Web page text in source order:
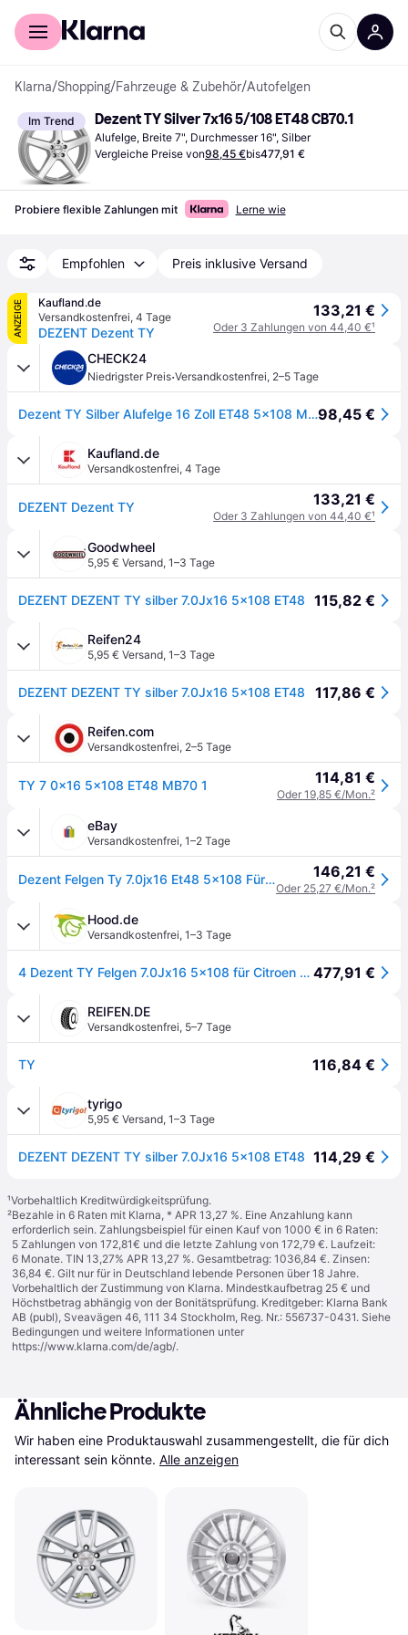
Für Shopper
Klarna/Shopping/Fahrzeuge & Zubehör/Autofelgen
Im Trend Dezent TY Silver 7x16 5/108 ET48 CB70.1
Alufelge, Breite 7", Durchmesser 16", Silber
Vergleiche Preise von98,45 €bis477,91 €
Probiere flexible Zahlungen mit Lerne wie
Empfohlen Preis inklusive Versand
ANZEIGE
Kaufland.de
Versandkostenfrei, 4 Tage
DEZENT Dezent TY
133,21 €
Oder 3 Zahlungen von 44,40 €¹
CHECK24
Niedrigster Preis·Versandkostenfrei, 2–5 Tage
Dezent TY Silber Alufelge 16 Zoll ET48 5x108 ML70,198,45 €
Kaufland.de
Versandkostenfrei, 4 Tage
DEZENT Dezent TY 133,21 €
Oder 3 Zahlungen von 44,40 €¹
Goodwheel
5,95 € Versand, 1–3 Tage
DEZENT DEZENT TY silber 7.0Jx16 5x108 ET48 115,82 €
Reifen24
5,95 € Versand, 1–3 Tage
DEZENT DEZENT TY silber 7.0Jx16 5x108 ET48 117,86 €
Reifen.com
Versandkostenfrei, 2–5 Tage
TY 7 0x16 5x108 ET48 MB70 1 114,81 €
Oder 19,85 €/Mon.²
eBay
Versandkostenfrei, 1–2 Tage
Dezent Felgen Ty 7.0jx16 Et48 5x108 Für Ford C-max Focus Galaxy Kuga Mondeo Puma 146,21 €
Oder 25,27 €/Mon.²
Hood.de
Versandkostenfrei, 1–3 Tage
4 Dezent TY Felgen 7.0Jx16 5x108 für Citroen Berlingo C4 477,91 €
REIFEN.DE
Versandkostenfrei, 5–7 Tage
TY 116,84 €
tyrigo
5,95 € Versand, 1–3 Tage
DEZENT DEZENT TY silber 7.0Jx16 5x108 ET48 114,29 €
¹Vorbehaltlich Kreditwürdigkeitsprüfung.
²Bezahle in 6 Raten mit Klarna, * APR 13,27 %. Eine Anzahlung kann
erforderlich sein. Zahlungsbeispiel für einen Kauf von 1000 € in 6 Raten:
5 Zahlungen von 172,81€ und die letzte Zahlung von 172,79 €. Laufzeit:
6 Monate. TIN 13,27% APR 13,27 %. Gesamtbetrag: 1036,84 €. Zinsen:
36,84 €. Gilt nur für in Deutschland lebende Personen über 18 Jahre.
Vorbehaltlich der Zustimmung von Klarna. Mindestkaufbetrag 25 € und
Höchstbetrag abhängig von der Bonitätsprüfung. Kreditgeber: Klarna Bank
AB (publ), Sveavägen 46, 111 34 Stockholm, Reg. Nr.: 556737-0431. Siehe
Bedingungen und weitere Informationen unter
https://www.klarna.com/de/agb/.
Ähnliche Produkte
Wir haben eine Produktauswahl zusammengestellt, die für dich
interessant sein könnte. Alle anzeigen